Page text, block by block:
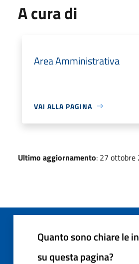
A cura di
Area Amministrativa
VAI ALLA PAGINA
Ultimo aggiornamento: 27 ottobre
Quanto sono chiare le
su questa pagina?